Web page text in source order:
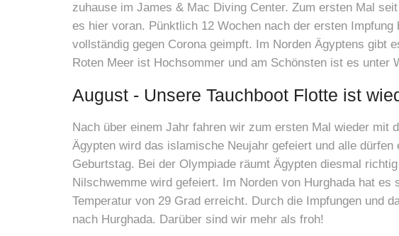
zuhause im James & Mac Diving Center. Zum ersten Mal
es hier voran. Pünktlich 12 Wochen nach der ersten
vollständig gegen Corona geimpft. Im Norden Ägyptens gibt
Roten Meer ist Hochsommer und am Schönsten ist es unter
August - Unsere Tauchboot Flotte ist
Nach über einem Jahr fahren wir zum ersten Mal wieder
Ägypten wird das islamische Neujahr gefeiert und alle
Geburtstag. Bei der Olympiade räumt Ägypten diesmal
Nilschwemme wird gefeiert. Im Norden von Hurghada hat
Temperatur von 29 Grad erreicht. Durch die Impfungen und
nach Hurghada. Darüber sind wir mehr als froh!